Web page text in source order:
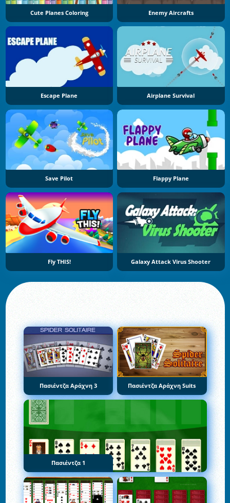
Cute Planes Coloring Enemy Aircrafts
Escape Plane Airplane Survival
Save Pilot Flappy Plane
Fly THIS! Galaxy Attack Virus Shooter
Πασιέντζα Αράχνη 3 Πασιέντζα Αράχνη Suits
Πασιέντζα 1